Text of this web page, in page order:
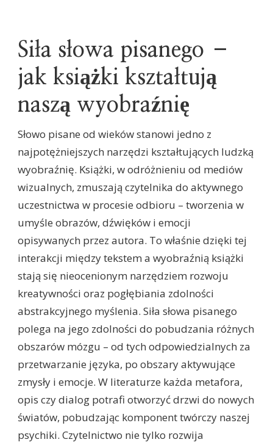
Siła słowa pisanego –
jak książki kształtują
naszą wyobraźnię
Słowo pisane od wieków stanowi jedno z
najpotężniejszych narzędzi kształtujących ludzką
wyobraźnię. Książki, w odróżnieniu od mediów
wizualnych, zmuszają czytelnika do aktywnego
uczestnictwa w procesie odbioru – tworzenia w
umyśle obrazów, dźwięków i emocji
opisywanych przez autora. To właśnie dzięki tej
interakcji między tekstem a wyobraźnią książki
stają się nieocenionym narzędziem rozwoju
kreatywności oraz pogłębiania zdolności
abstrakcyjnego myślenia. Siła słowa pisanego
polega na jego zdolności do pobudzania różnych
obszarów mózgu – od tych odpowiedzialnych za
przetwarzanie języka, po obszary aktywujące
zmysły i emocje. W literaturze każda metafora,
opis czy dialog potrafi otworzyć drzwi do nowych
światów, pobudzając komponent twórczy naszej
psychiki. Czytelnictwo nie tylko rozwija